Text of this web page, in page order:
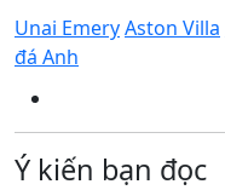
Unai EmeryAston Villa
đá Anh
Ý kiến bạn đọc